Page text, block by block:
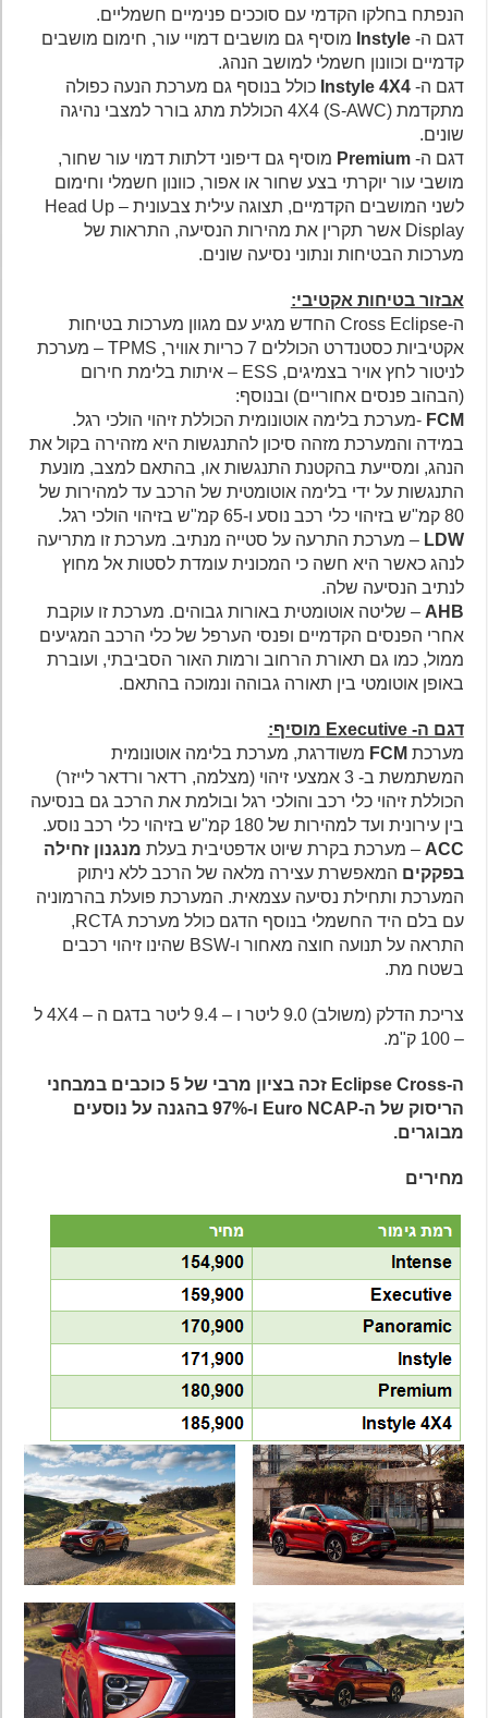
הנפתח בחלקו הקדמי עם סוככים פנימיים חשמליים.
דגם ה-Instyleמוסיף גם מושבים דמויי עור, חימום מושבים
קדמיים וכוונון חשמלי למושב הנהג.
דגם ה-Instyle 4X4כולל בנוסף גם מערכת הנעה כפולה
מתקדמת 4X4 (S-AWC) הכוללת מתג בורר למצבי נהיגה
שונים.
דגם ה-Premiumמוסיף גם דיפוני דלתות דמוי עור שחור,
מושבי עור יוקרתי בצע שחור או אפור, כוונון חשמלי וחימום
לשני המושבים הקדמיים, תצוגה עילית צבעונית – Head Up
Display אשר תקרין את מהירות הנסיעה, התראות של
מערכות הבטיחות ונתוני נסיעה שונים.
אבזור בטיחות אקטיבי:
ה-Cross Eclipse החדש מגיע עם מגוון מערכות בטיחות
אקטיביות כסטנדרט הכוללים 7 כריות אוויר, TPMS – מערכת
לניטור לחץ אויר בצמיגים, ESS – איתות בלימת חירום
(הבהוב פנסים אחוריים) ובנוסף:
FCM-מערכת בלימה אוטונומית הכוללת זיהוי הולכי רגל.
במידה והמערכת מזהה סיכון להתנגשות היא מזהירה בקול את
הנהג, ומסייעת בהקטנת התנגשות או, בהתאם למצב, מונעת
התנגשות על ידי בלימה אוטומטית של הרכב עד למהירות של
80 קמ"ש בזיהוי כלי רכב נוסע ו-65 קמ"ש בזיהוי הולכי רגל.
LDW– מערכת התרעה על סטייה מנתיב. מערכת זו מתריעה
לנהג כאשר היא חשה כי המכונית עומדת לסטות אל מחוץ
לנתיב הנסיעה שלה.
AHB– שליטה אוטומטית באורות גבוהים. מערכת זו עוקבת
אחרי הפנסים הקדמיים ופנסי הערפל של כלי הרכב המגיעים
ממול, כמו גם תאורת הרחוב ורמות האור הסביבתי, ועוברת
באופן אוטומטי בין תאורה גבוהה ונמוכה בהתאם.
דגם ה- Executive מוסיף:
מערכתFCMמשודרגת, מערכת בלימה אוטונומית
המשתמשת ב- 3 אמצעי זיהוי (מצלמה, רדאר ורדאר לייזר)
הכוללת זיהוי כלי רכב והולכי רגל ובולמת את הרכב גם בנסיעה
בין עירונית ועד למהירות של 180 קמ"ש בזיהוי כלי רכב נוסע.
ACC– מערכת בקרת שיוט אדפטיבית בעלתמנגנון זחילה
בפקקיםהמאפשרת עצירה מלאה של הרכב ללא ניתוק
המערכת ותחילת נסיעה עצמאית. המערכת פועלת בהרמוניה
עם בלם היד החשמלי בנוסף הדגם כולל מערכת RCTA,
התראה על תנועה חוצה מאחור ו-BSW שהינו זיהוי רכבים
בשטח מת.
צריכת הדלק (משולב) 9.0 ליטר ו – 9.4 ליטר בדגם ה – 4X4 ל
ה-Eclipse Cross זכה בציון מרבי של 5 כוכבים במבחני
הריסוק של ה-Euro NCAP ו-97% בהגנה על נוסעים
מבוגרים.
מחירים